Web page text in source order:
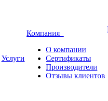
Услуги
Компания
О компании
Сертификаты
Производители
Отзывы клиентов